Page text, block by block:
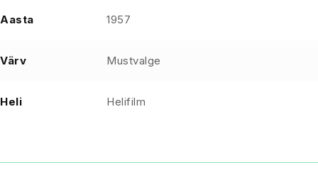
Aasta 1957
Värv Mustvalge
Heli Helifilm